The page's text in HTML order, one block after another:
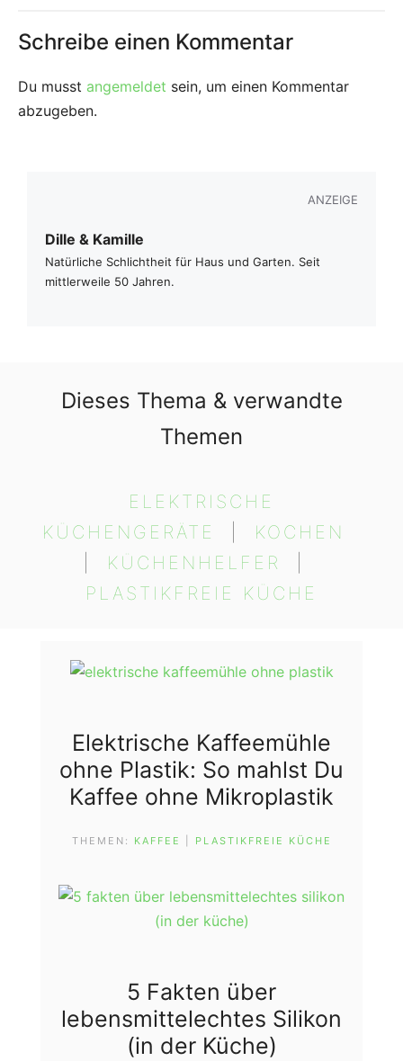
Schreibe einen Kommentar
Du musst angemeldet sein, um einen Kommentar
abzugeben.
ANZEIGE
Dille & Kamille
Natürliche Schlichtheit für Haus und Garten. Seit
mittlerweile 50 Jahren.
Dieses Thema & verwandte
Themen
ELEKTRISCHE
KÜCHENGERÄTE
KOCHEN
KÜCHENHELFER
PLASTIKFREIE KÜCHE
Elektrische Kaffeemühle
ohne Plastik: So mahlst Du
Kaffee ohne Mikroplastik
THEMEN: KAFFEE PLASTIKFREIE KÜCHE
5 Fakten über
lebensmittelechtes Silikon
(in der Küche)